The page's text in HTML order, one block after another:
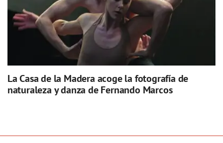
La Casa de la Madera acoge la fotografía de
naturaleza y danza de Fernando Marcos